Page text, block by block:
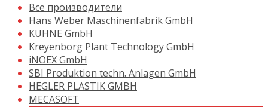
Все производители
Hans Weber Maschinenfabrik GmbH
KUHNE GmbH
Kreyenborg Plant Technology GmbH
iNOEX GmbH
SBI Produktion techn. Anlagen GmbH
HEGLER PLASTIK GMBH
MECASOFT